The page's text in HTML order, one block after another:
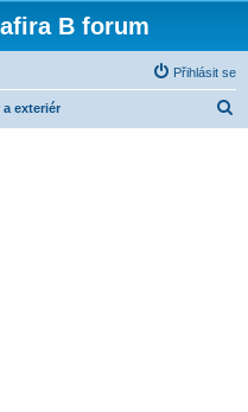
B forum
Přihlásit se
a exteriér